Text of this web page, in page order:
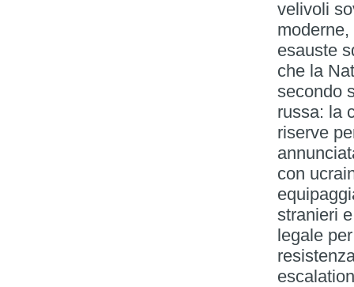
velivoli
esauste
che la
secondo
russa: la
riserve
con
stranieri
legale